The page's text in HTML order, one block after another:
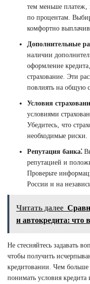
тем меньше платеж‚
по процентам.
комфортно
Дополнительные
наличии
оформление
страхование. Эти
повлиять на общую
Условия
условиями
Убедитесь‚ что
необходимые риски.
Репутация банка⁚
репутацией и
Проверьте
России и на
Читать далее
и автокредита: что
Не стесняйтесь задавать
чтобы получить
кредитовании. Чем больше
понимать условия кредита